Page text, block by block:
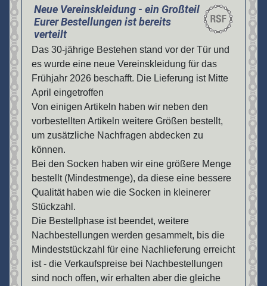
Neue Vereinskleidung - ein Großteil
Eurer Bestellungen ist bereits
verteilt
Das 30-jährige Bestehen stand vor der Tür und
es wurde eine neue Vereinskleidung für das
Frühjahr 2026 beschafft. Die Lieferung ist Mitte
April eingetroffen
Von einigen Artikeln haben wir neben den
vorbestellten Artikeln weitere Größen bestellt,
um zusätzliche Nachfragen abdecken zu
können.
Bei den Socken haben wir eine größere Menge
bestellt (Mindestmenge), da diese eine bessere
Qualität haben wie die Socken in kleinerer
Stückzahl.
Die Bestellphase ist beendet, weitere
Nachbestellungen werden gesammelt, bis die
Mindeststückzahl für eine Nachlieferung erreicht
ist - die Verkaufspreise bei Nachbestellungen
sind noch offen, wir erhalten aber die gleiche